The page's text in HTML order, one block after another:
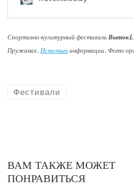
Спортивно-культурный фестиваль Вытокi.
Пружанах. Источник информации. Фото
Фестивали
ВАМ ТАКЖЕ МОЖЕТ
ПОНРАВИТЬСЯ